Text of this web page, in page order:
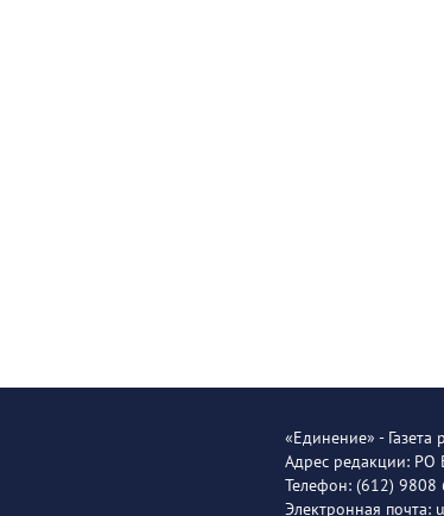
«Единение» -
Адрес редакции: PO
Телефон: (612) 9808
Электронная